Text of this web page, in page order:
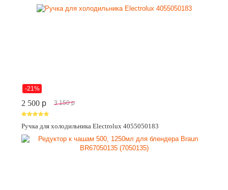
-21%
2 500 p 3 150 p
Ручка для холодильника Electrolux 4055050183